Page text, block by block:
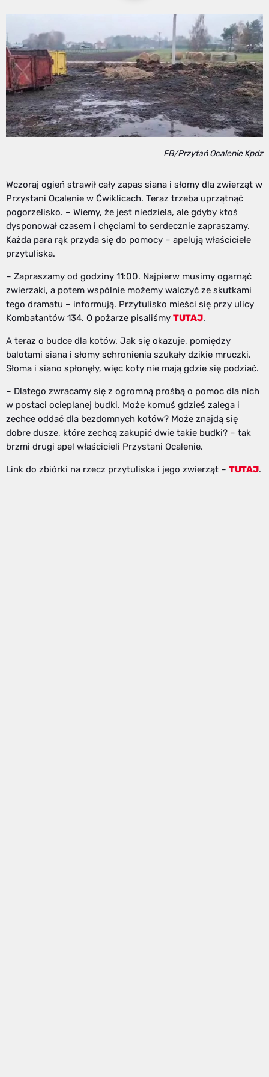
FB/Przytań Ocalenie Kpdz
Wczoraj ogień strawił cały zapas siana i słomy dla zwierząt w
Przystani Ocalenie w Ćwiklicach. Teraz trzeba uprzątnąć
pogorzelisko. – Wiemy, że jest niedziela, ale gdyby ktoś
dysponował czasem i chęciami to serdecznie zapraszamy.
Każda para rąk przyda się do pomocy – apelują właściciele
przytuliska.
– Zapraszamy od godziny 11:00. Najpierw musimy ogarnąć
zwierzaki, a potem wspólnie możemy walczyć ze skutkami
tego dramatu – informują. Przytulisko mieści się przy ulicy
Kombatantów 134. O pożarze pisaliśmy TUTAJ.
A teraz o budce dla kotów. Jak się okazuje, pomiędzy
balotami siana i słomy schronienia szukały dzikie mruczki.
Słoma i siano spłonęły, więc koty nie mają gdzie się podziać.
– Dlatego zwracamy się z ogromną prośbą o pomoc dla nich
w postaci ocieplanej budki. Może komuś gdzieś zalega i
zechce oddać dla bezdomnych kotów? Może znajdą się
dobre dusze, które zechcą zakupić dwie takie budki? – tak
brzmi drugi apel właścicieli Przystani Ocalenie.
Link do zbiórki na rzecz przytuliska i jego zwierząt – TUTAJ.